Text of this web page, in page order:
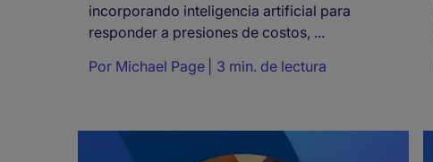
incorporando inteligencia artificial para
responder a presiones de costos, ...
Por Michael Page 3 min. de lectura